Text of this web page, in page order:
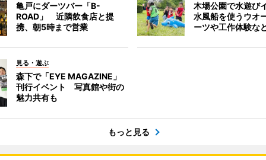
亀戸にダーツバー「B-
ROAD」 近隣飲食店と提
携、朝5時まで営業
木場公園で水遊
水風船を使うウオ
ーツや工作体験な
見る・遊ぶ
森下で「EYE MAGAZINE」
刊行イベント 写真館や街の
魅力共有も
もっと見る